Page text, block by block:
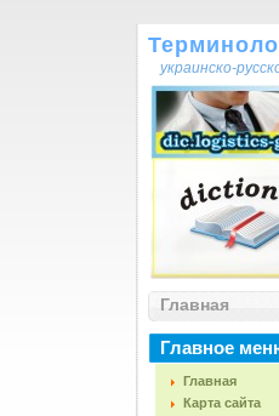
украинско-
Главная
Главное
Главная
Карта сайта